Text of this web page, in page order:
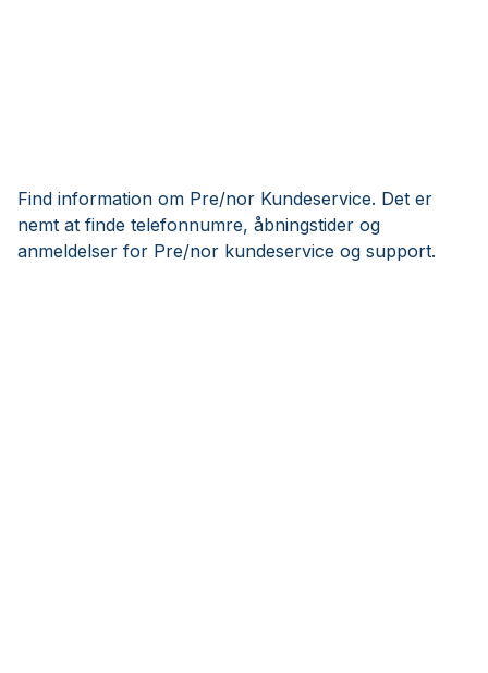
Find information om Pre/nor Kundeservice. Det er
nemt at finde telefonnumre, åbningstider og
anmeldelser for Pre/nor kundeservice og support.